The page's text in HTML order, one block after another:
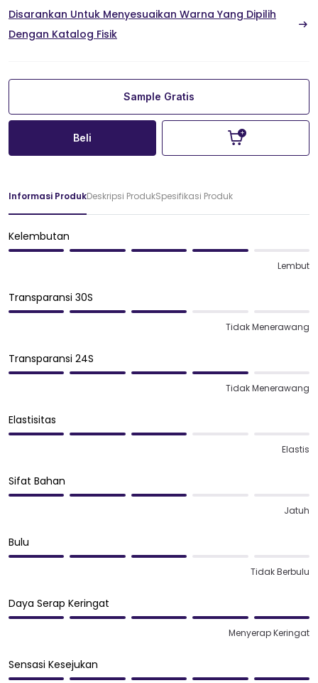
Disarankan Untuk Menyesuaikan Warna Yang Dipilih
Dengan Katalog Fisik
Sample Gratis
Beli
Informasi ProdukDeskripsi ProdukSpesifikasi Produk
Kelembutan
Lembut
Transparansi 30S
Tidak Menerawang
Transparansi 24S
Tidak Menerawang
Elastisitas
Elastis
Sifat Bahan
Jatuh
Bulu
Tidak Berbulu
Daya Serap Keringat
Menyerap Keringat
Sensasi Kesejukan